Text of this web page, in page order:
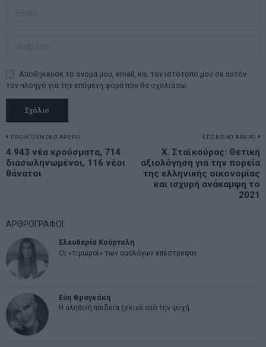
Αποθήκευσε το όνομά μου, email, και τον ιστότοπο μου σε αυτόν
τον πλοηγό για την επόμενη φορά που θα σχολιάσω.
Πλοήγηση
άρθρων
ΠΡΟΗΓΟΥΜΕΝΟ ΑΡΘΡΟ
Previous
post:
4.943 νέα κρούσματα, 714
διασωληνωμένοι, 116 νέοι
θάνατοι
ΕΠΟΜΕΝΟ ΑΡΘΡΟ
Χ. Σταϊκούρας: Θετική
αξιολόγηση για την πορεία
της ελληνικής οικονομίας
και ισχυρή ανάκαμψη το
2021
ΑΡΘΡΟΓΡΑΦΟΙ
Ελευθερία Κούρταλη
Οι «τιμωροί» των ομολόγων επέστρεψαν
Εύη Φραγκάκη
Η αληθινή παιδεία ξεκινά από την ψυχή…